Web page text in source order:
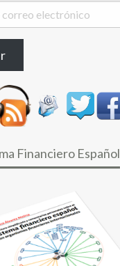
Financiero Español